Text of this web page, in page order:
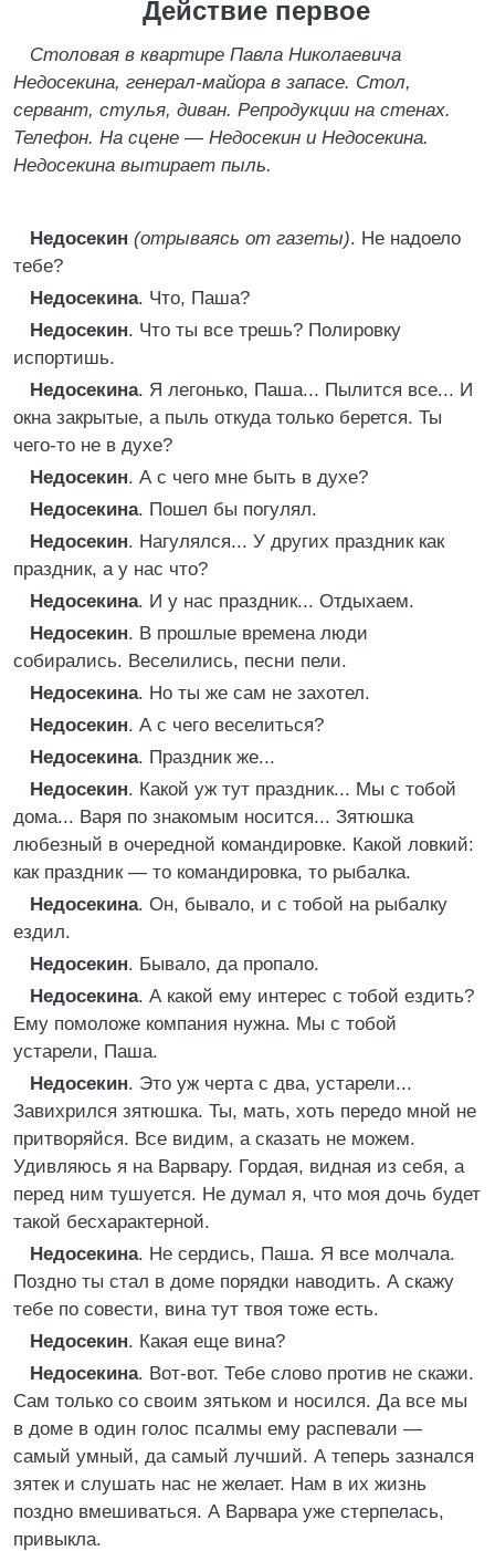
Действие первое
Столовая в квартире Павла Николаевича
Недосекина, генерал-майора в запасе. Стол,
сервант, стулья, диван. Репродукции на стенах.
Телефон. На сцене — Недосекин и Недосекина.
Недосекина вытирает пыль.
Недосекин (отрываясь от газеты). Не надоело
тебе?
Недосекина. Что, Паша?
Недосекин. Что ты все трешь? Полировку
испортишь.
Недосекина. Я легонько, Паша... Пылится все... И
окна закрытые, а пыль откуда только берется. Ты
чего-то не в духе?
Недосекин. А с чего мне быть в духе?
Недосекина. Пошел бы погулял.
Недосекин. Нагулялся... У других праздник как
праздник, а у нас что?
Недосекина. И у нас праздник... Отдыхаем.
Недосекин. В прошлые времена люди
собирались. Веселились, песни пели.
Недосекина. Но ты же сам не захотел.
Недосекин. А с чего веселиться?
Недосекина. Праздник же...
Недосекин. Какой уж тут праздник... Мы с тобой
дома... Варя по знакомым носится... Зятюшка
любезный в очередной командировке. Какой ловкий:
как праздник — то командировка, то рыбалка.
Недосекина. Он, бывало, и с тобой на рыбалку
ездил.
Недосекин. Бывало, да пропало.
Недосекина. А какой ему интерес с тобой ездить?
Ему помоложе компания нужна. Мы с тобой
устарели, Паша.
Недосекин. Это уж черта с два, устарели...
Завихрился зятюшка. Ты, мать, хоть передо мной не
притворяйся. Все видим, а сказать не можем.
Удивляюсь я на Варвару. Гордая, видная из себя, а
перед ним тушуется. Не думал я, что моя дочь будет
такой бесхарактерной.
Недосекина. Не сердись, Паша. Я все молчала.
Поздно ты стал в доме порядки наводить. А скажу
тебе по совести, вина тут твоя тоже есть.
Недосекин. Какая еще вина?
Недосекина. Вот-вот. Тебе слово против не скажи.
Сам только со своим зятьком и носился. Да все мы
в доме в один голос псалмы ему распевали —
самый умный, да самый лучший. А теперь зазнался
зятек и слушать нас не желает. Нам в их жизнь
поздно вмешиваться. А Варвара уже стерпелась,
привыкла.